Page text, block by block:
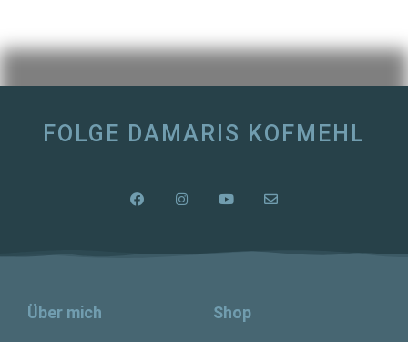
FOLGE DAMARIS KOFMEHL
Über mich Shop